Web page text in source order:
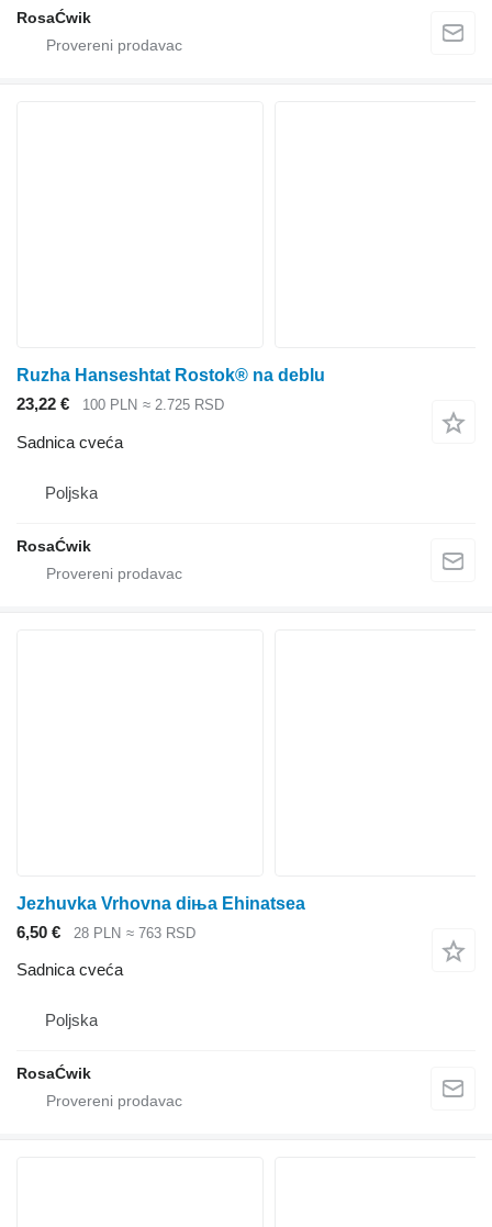
RosaĆwik
Ruzha Hanseshtat Rostok® na deblu
23,22 €
100 PLN ≈ 2.725 RSD
Sadnica cveća
Poljska
RosaĆwik
Јezhuvka Vrhovna diњa Ehinatsea
6,50 €
28 PLN ≈ 763 RSD
Sadnica cveća
Poljska
RosaĆwik